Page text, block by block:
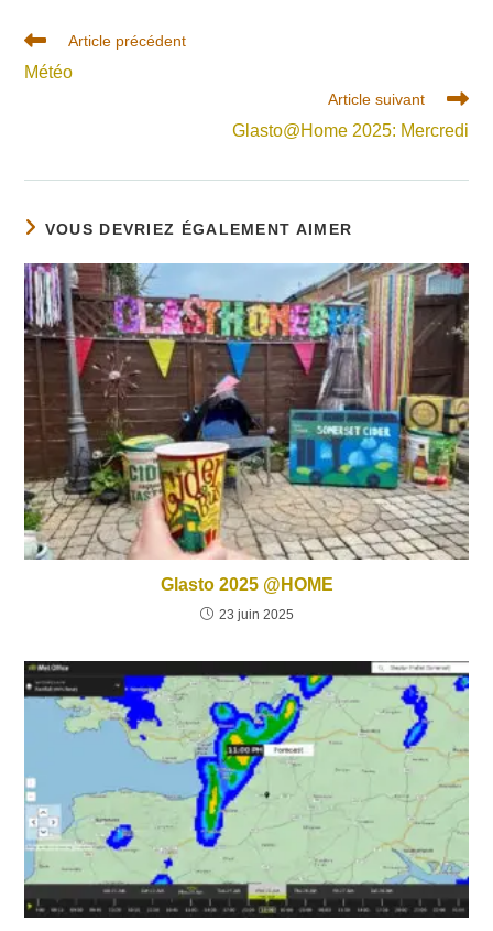
Read
more
articles
Article précédent
Météo
Article suivant
Glasto@Home 2025: Mercredi
VOUS DEVRIEZ ÉGALEMENT AIMER
Glasto 2025 @HOME
23 juin 2025